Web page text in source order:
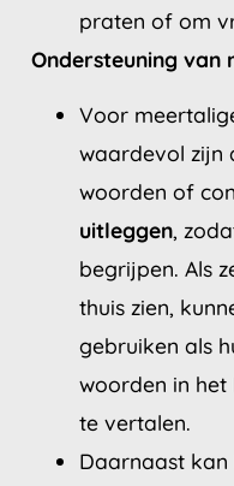
praten of om
Ondersteuning van
Voor
waardevol zijn
woorden of
uitleggen,
begrijpen. Als
thuis zien,
gebruiken als
woorden in
te vertalen.
Daarnaast